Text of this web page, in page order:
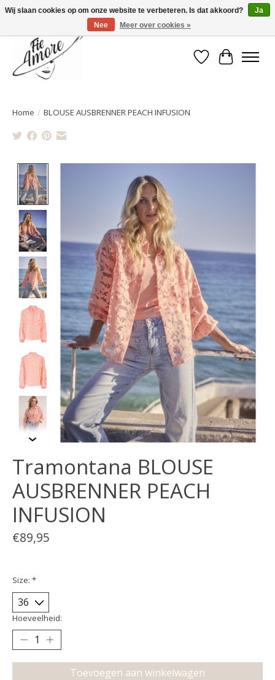
Verlanglijst
Home / BLOUSE AUSBRENNER PEACH INFUSION
Tramontana BLOUSE
AUSBRENNER PEACH
INFUSION
€89,95
Size: *
Hoeveelheid:
Toevoegen aan winkelwagen
Wij slaan cookies op om onze website te verbeteren. Is dat akkoord?
Ja
Nee
Meer over cookies »